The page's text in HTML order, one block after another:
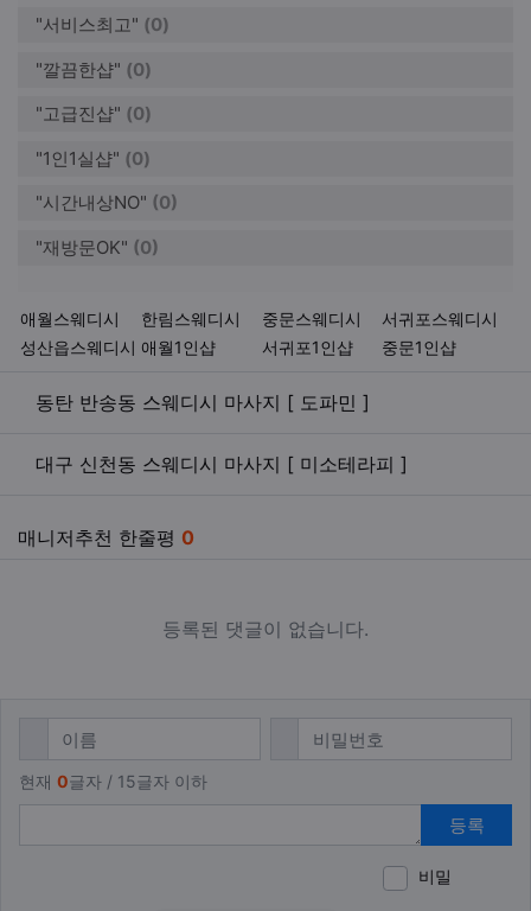
"서비스최고" (0)
"깔끔한샵" (0)
"고급진샵" (0)
"1인1실샵" (0)
"시간내상NO" (0)
"재방문OK" (0)
애월스웨디시 한림스웨디시 중문스웨디시
서귀포스웨디시
성산읍스웨디시 애월1인샵 서귀포1인샵 중문1인샵
키워드
관련자료
동탄 반송동 스웨디시 마사지 [ 도파민 ]
대구 신천동 스웨디시 마사지 [ 미소테라피 ]
매니저추천 한줄평 0
등록된 댓글이 없습니다.
댓글쓰기
필수 비밀번호필수
현재 0글자 / 15글자 이하
등록
비밀